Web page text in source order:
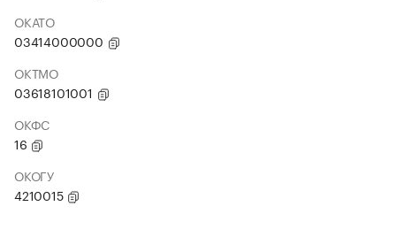
ОКАТО
03414000000
ОКТМО
03618101001
ОКФС
16
ОКОГУ
4210015